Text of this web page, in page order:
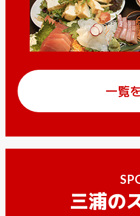
一覧
三浦の